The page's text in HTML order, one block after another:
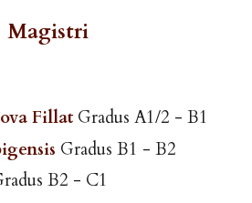
Magistri
Fillat Gradus A1/2 - B1
Gradus B1 - B2
B2 - C1